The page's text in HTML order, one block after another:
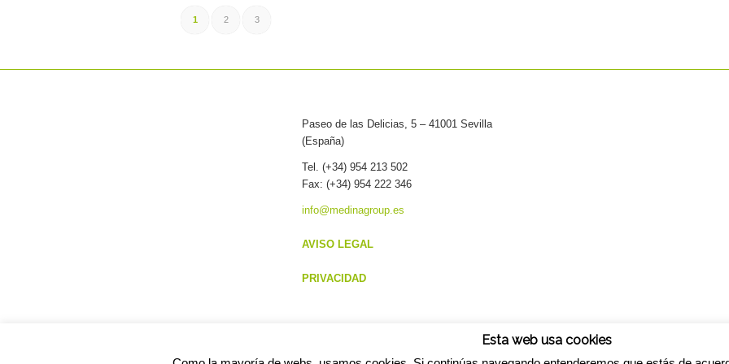
1 2 3
Paseo de las Delicias, 5 – 41001 Sevilla
(España)
Tel. (+34) 954 213 502
Fax: (+34) 954 222 346
info@medinagroup.es
AVISO LEGAL
PRIVACIDAD
Esta web usa cookies